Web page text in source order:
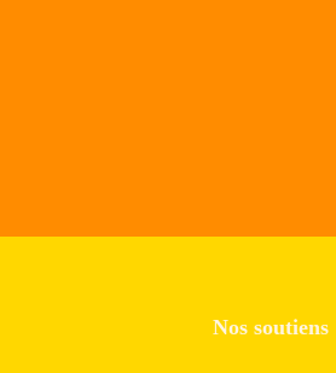
Nos soutiens